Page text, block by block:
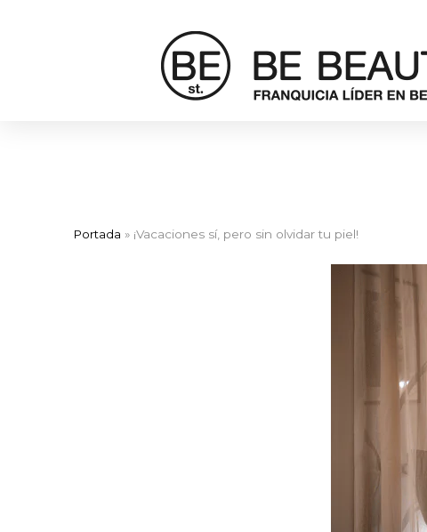
Portada » ¡Vacaciones sí, pero sin olvidar tu piel!